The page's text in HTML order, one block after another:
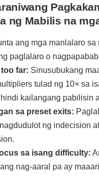
ng Mabilis na
ang mga manlalaro sa
paglalaro o
far: Sinusubukang
tulad ng 10× sa
kailangang pabilisin
sa preset exits:
ng indecision
sa isang difficulty:
nag-aaral pa ay